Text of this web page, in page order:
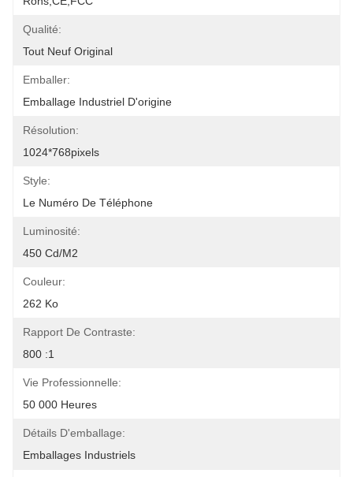
Qualité:
Tout Neuf Original
Emballer:
Emballage Industriel D'origine
Résolution:
1024*768pixels
Style:
Le Numéro De Téléphone
Luminosité:
450 Cd/m2
Couleur:
262 Ko
Rapport De Contraste:
800 :1
Vie Professionnelle:
50 000 Heures
Détails D'emballage:
Emballages Industriels